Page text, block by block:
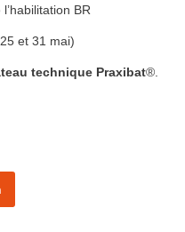
BR
et 31 mai)
technique Praxibat®.